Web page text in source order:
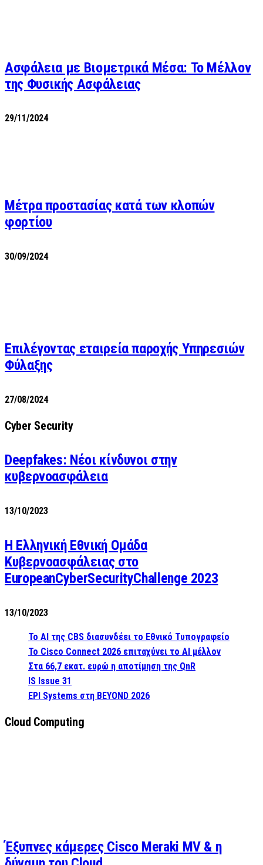
Ασφάλεια με Βιομετρικά Μέσα: Το Μέλλον
της Φυσικής Ασφάλειας
29/11/2024
Μέτρα προστασίας κατά των κλοπών
φορτίου
30/09/2024
Επιλέγοντας εταιρεία παροχής Υπηρεσιών
Φύλαξης
27/08/2024
Cyber Security
Deepfakes: Νέοι κίνδυνοι στην
κυβερνοασφάλεια
13/10/2023
Η Ελληνική Εθνική Ομάδα
Κυβερνοασφάλειας στο
EuropeanCyberSecurityChallenge 2023
13/10/2023
Το AI της CBS διασυνδέει το Εθνικό Τυπογραφείο
Το Cisco Connect 2026 επιταχύνει το AI μέλλον
Στα 66,7 εκατ. ευρώ η αποτίμηση της QnR
IS Issue 31
EPI Systems στη BEYOND 2026
Cloud Computing
Έξυπνες κάμερες Cisco Meraki MV & η